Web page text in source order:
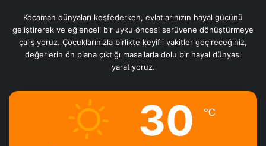
Kocaman dünyaları keşfederken, evlatlarınızın hayal gücünü
geliştirerek ve eğlenceli bir uyku öncesi serüvene dönüştürmeye
çalışıyoruz. Çocuklarınızla birlikte keyifli vakitler geçireceğiniz,
değerlerin ön plana çıktığı masallarla dolu bir hayal dünyası
yaratıyoruz.
30 ℃